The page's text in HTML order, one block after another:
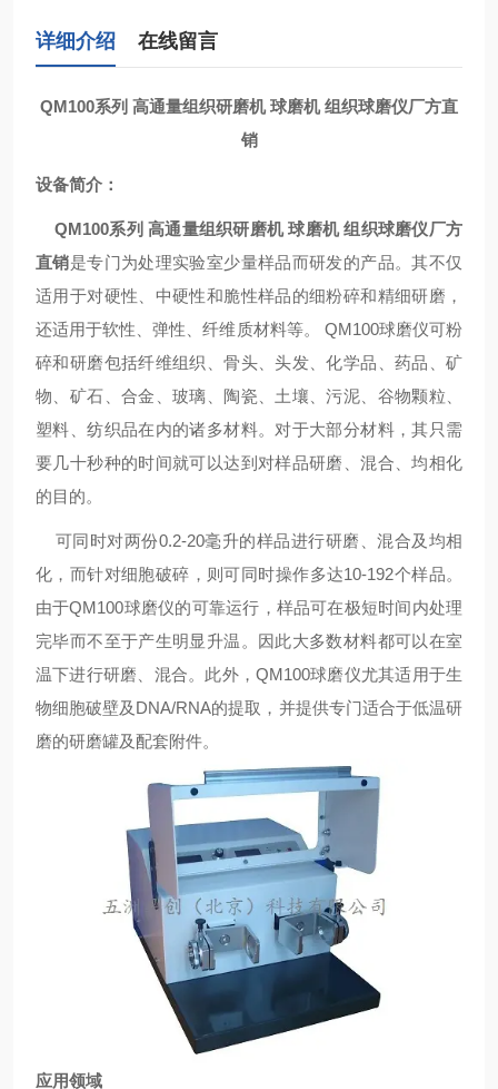
详细介绍 在线留言
QM100系列 高通量组织研磨机 球磨机 组织球磨仪厂方直
销
设备简介：
QM100系列 高通量组织研磨机 球磨机 组织球磨仪厂方
直销是专门为处理实验室少量样品而研发的产品。其不仅
适用于对硬性、中硬性和脆性样品的细粉碎和精细研磨，
还适用于软性、弹性、纤维质材料等。 QM100球磨仪可粉
碎和研磨包括纤维组织、骨头、头发、化学品、药品、矿
物、矿石、合金、玻璃、陶瓷、土壤、污泥、谷物颗粒、
塑料、纺织品在内的诸多材料。对于大部分材料，其只需
要几十秒种的时间就可以达到对样品研磨、混合、均相化
的目的。
可同时对两份0.2-20毫升的样品进行研磨、混合及均相
化，而针对细胞破碎，则可同时操作多达10-192个样品。
由于QM100球磨仪的可靠运行，样品可在极短时间内处理
完毕而不至于产生明显升温。因此大多数材料都可以在室
温下进行研磨、混合。此外，QM100球磨仪尤其适用于生
物细胞破壁及DNA/RNA的提取，并提供专门适合于低温研
磨的研磨罐及配套附件。
应用领域